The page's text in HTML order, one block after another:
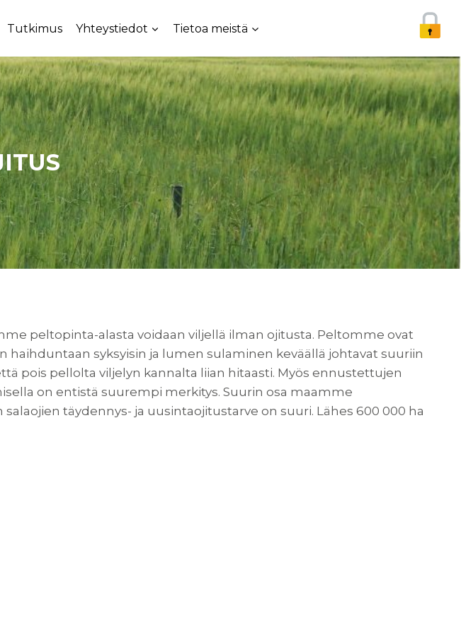
Tutkimus Yhteystiedot Tietoa meistä
peltopinta-alasta voidaan viljellä ilman ojitusta. Peltomme ovat
haihduntaan syksyisin ja lumen sulaminen keväällä johtavat suuriin
pois pellolta viljelyn kannalta liian hitaasti. Myös ennustettujen
on entistä suurempi merkitys. Suurin osa maamme
täydennys- ja uusintaojitustarve on suuri. Lähes 600 000 ha